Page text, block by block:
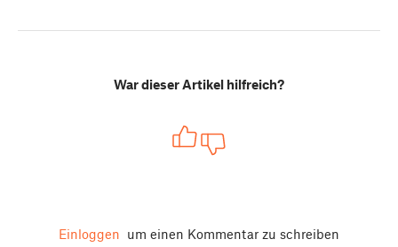
War dieser Artikel hilfreich?
Einloggen um einen Kommentar zu schreiben